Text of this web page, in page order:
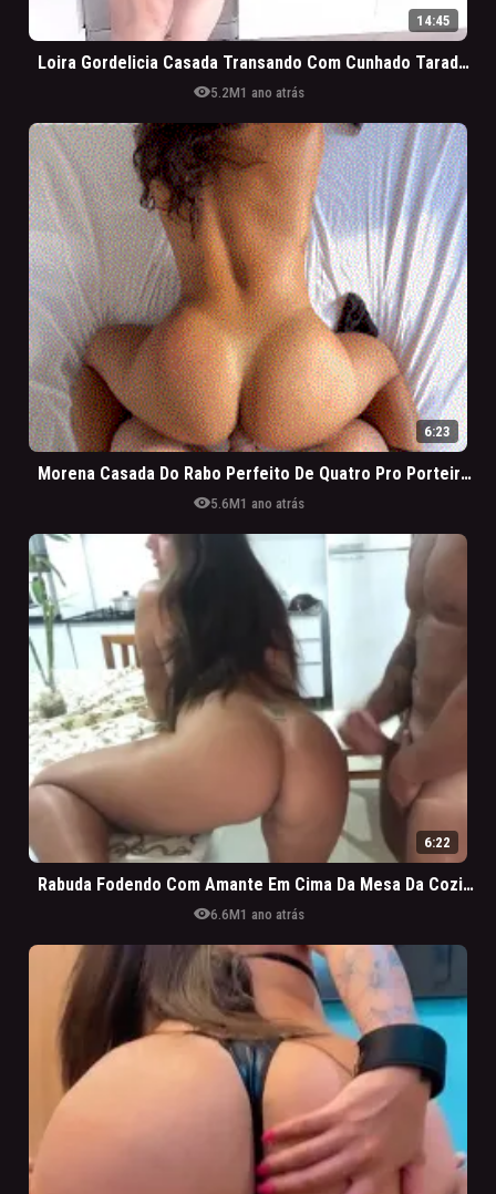
14:45
Loira Gordelicia Casada Transando Com Cunhado Tarado Na Cozinha
visibility5.2M1 ano atrás
6:23
Morena Casada Do Rabo Perfeito De Quatro Pro Porteiro Do Prédio
visibility5.6M1 ano atrás
6:22
Rabuda Fodendo Com Amante Em Cima Da Mesa Da Cozinha
visibility6.6M1 ano atrás